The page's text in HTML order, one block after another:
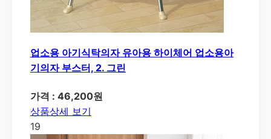
업소용 아기식탁의자 유아용 하이체어 업소용아
기의자 부스터, 2. 그린
가격 : 46,200원
상품상세 보기
19